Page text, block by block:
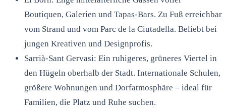
Boutiquen, Galerien und Tapas-Bars. Zu Fuß erreichbar
vom Strand und vom Parc de la Ciutadella. Beliebt bei
jungen Kreativen und Designprofis.
Sarrià-Sant Gervasi: Ein ruhigeres, grüneres Viertel in
den Hügeln oberhalb der Stadt. Internationale Schulen,
größere Wohnungen und Dorfatmosphäre – ideal für
Familien, die Platz und Ruhe suchen.